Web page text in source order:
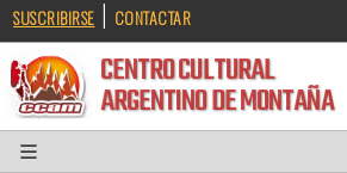
SUSCRIBIRSE | CONTACTAR
CENTRO CULTURAL
ARGENTINO DE MONTAÑA